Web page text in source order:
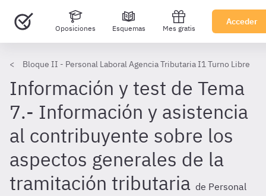
Oposiciones Esquemas Mes gratis
Acceder
Bloque II - Personal Laboral Agencia Tributaria I1 Turno Libre
Información y test de Tema
7.- Información y asistencia
al contribuyente sobre los
aspectos generales de la
tramitación tributaria de Personal